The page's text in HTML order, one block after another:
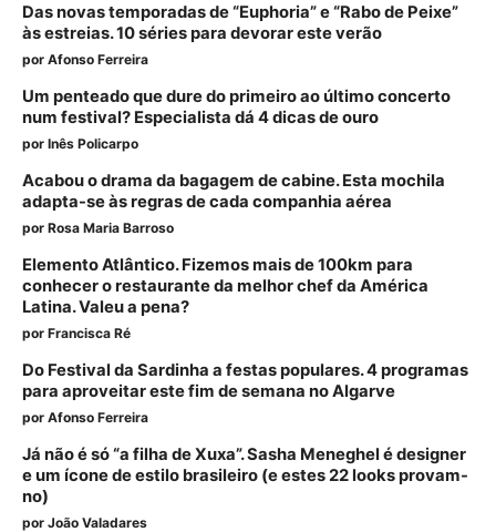
Das novas temporadas de “Euphoria” e “Rabo de Peixe”
às estreias. 10 séries para devorar este verão
por Afonso Ferreira
Um penteado que dure do primeiro ao último concerto
num festival? Especialista dá 4 dicas de ouro
por Inês Policarpo
Acabou o drama da bagagem de cabine. Esta mochila
adapta-se às regras de cada companhia aérea
por Rosa Maria Barroso
Elemento Atlântico. Fizemos mais de 100km para
conhecer o restaurante da melhor chef da América
Latina. Valeu a pena?
por Francisca Ré
Do Festival da Sardinha a festas populares. 4 programas
para aproveitar este fim de semana no Algarve
por Afonso Ferreira
Já não é só “a filha de Xuxa”. Sasha Meneghel é designer
e um ícone de estilo brasileiro (e estes 22 looks provam-
no)
por João Valadares